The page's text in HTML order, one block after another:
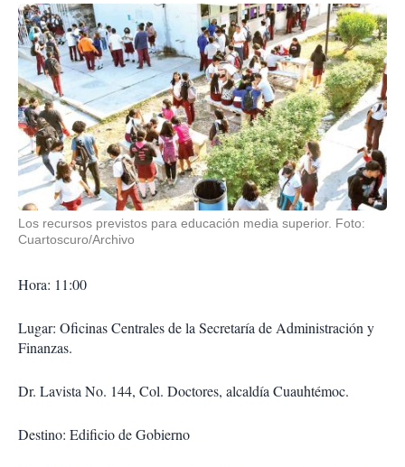
Los recursos previstos para educación media superior. Foto:
Cuartoscuro/Archivo
Hora: 11:00
Lugar: Oficinas Centrales de la Secretaría de Administración y
Finanzas.
Dr. Lavista No. 144, Col. Doctores, alcaldía Cuauhtémoc.
Destino: Edificio de Gobierno